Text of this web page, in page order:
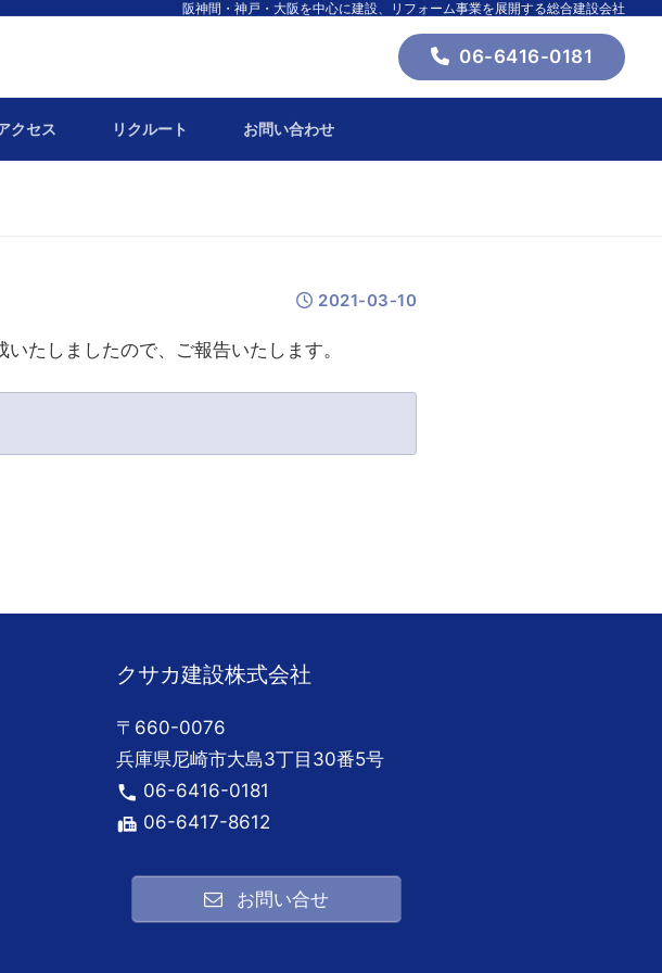
阪神間・神戸・大阪を中心に建設、リフォーム事業を展開する総合建設会社
06-6416-0181
クセス リクルート お問い合わせ
2021-03-10
たしましたので、ご報告いたします。
クサカ建設株式会社
〒660-0076
兵庫県尼崎市大島3丁目30番5号
phone 06-6416-0181
fax 06-6417-8612
お問い合せ